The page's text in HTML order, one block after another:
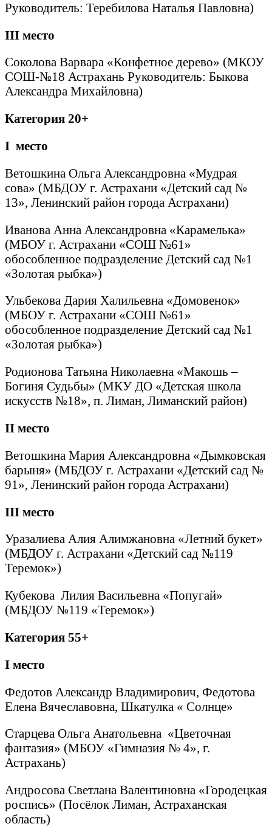
Руководитель: Теребилова Наталья Павловна)
III место
Соколова Варвара «Конфетное дерево» (МКОУ
СОШ-№18 Астрахань Руководитель: Быкова
Александра Михайловна)
Категория 20+
I место
Ветошкина Ольга Александровна «Мудрая
сова» (МБДОУ г. Астрахани «Детский сад №
13», Ленинский район города Астрахани)
Иванова Анна Александровна «Карамелька»
(МБОУ г. Астрахани «СОШ №61»
обособленное подразделение Детский сад №1
«Золотая рыбка»)
Ульбекова Дария Халильевна «Домовенок»
(МБОУ г. Астрахани «СОШ №61»
обособленное подразделение Детский сад №1
«Золотая рыбка»)
Родионова Татьяна Николаевна «Макошь –
Богиня Судьбы» (МКУ ДО «Детская школа
искусств №18», п. Лиман, Лиманский район)
II место
Ветошкина Мария Александровна «Дымковская
барыня» (МБДОУ г. Астрахани «Детский сад №
91», Ленинский район города Астрахани)
III место
Уразалиева Алия Алимжановна «Летний букет»
(МБДОУ г. Астрахани «Детский сад №119
Теремок»)
Кубекова Лилия Васильевна «Попугай»
(МБДОУ №119 «Теремок»)
Категория 55+
I место
Федотов Александр Владимирович, Федотова
Елена Вячеславовна, Шкатулка « Солнце»
Старцева Ольга Анатольевна «Цветочная
фантазия» (МБОУ «Гимназия № 4», г.
Астрахань)
Андросова Светлана Валентиновна «Городецкая
роспись» (Посёлок Лиман, Астраханская
область)